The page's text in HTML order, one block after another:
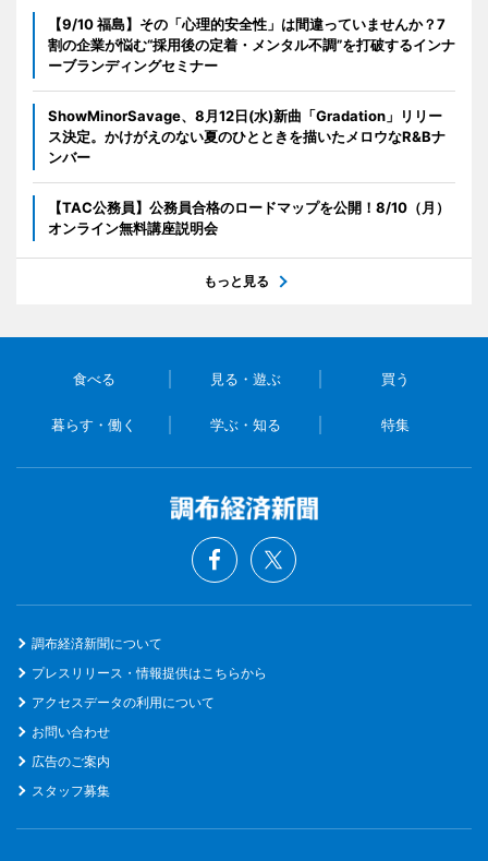
【9/10 福島】その「心理的安全性」は間違っていませんか？7
割の企業が悩む“採用後の定着・メンタル不調”を打破するインナ
ーブランディングセミナー
ShowMinorSavage、8月12日(水)新曲「Gradation」リリー
ス決定。かけがえのない夏のひとときを描いたメロウなR&Bナ
ンバー
【TAC公務員】公務員合格のロードマップを公開！8/10（月）
オンライン無料講座説明会
もっと見る
食べる 見る・遊ぶ 買う
暮らす・働く 学ぶ・知る 特集
調布経済新聞について
プレスリリース・情報提供はこちらから
アクセスデータの利用について
お問い合わせ
広告のご案内
スタッフ募集